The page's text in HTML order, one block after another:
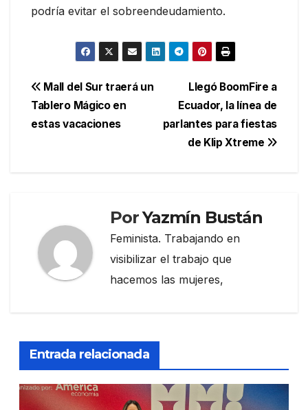
podría evitar el sobreendeudamiento.
Navegación
de
Llegó BoomFire a
Ecuador, la línea de
parlantes para fiestas
de Klip Xtreme
Mall del Sur traerá un
Tablero Mágico en
estas vacaciones
PorYazmín Bustán
Feminista. Trabajando en
visibilizar el trabajo que
hacemos las mujeres,
Entrada relacionada